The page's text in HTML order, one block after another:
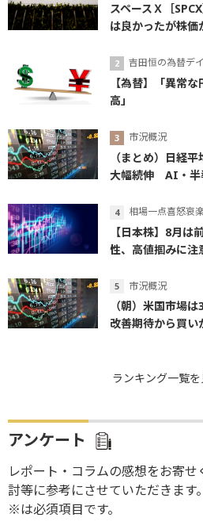
スペースＸ［
は良かったが株価
吉田恒の為替デ
【為替】「異常
高」
市況概況
（まとめ）日経
大幅続伸 AI・半
相場一点喜怒哀
【日本株】8月は
性、高値掴みに注
市況概況
（朝）米国市場
改善期待から買い
ランキング一覧を
アンケート
レポート・コラムの感想をお寄
討等に参考にさせていただきます。
※は必須項目です。